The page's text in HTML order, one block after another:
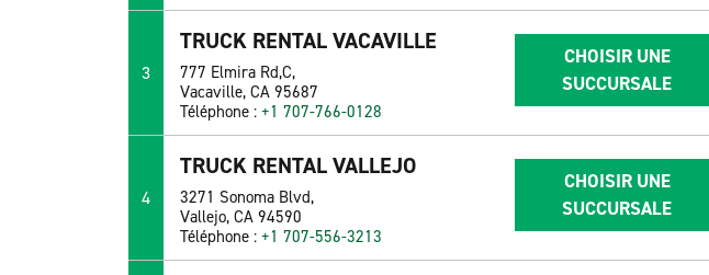
3
TRUCK RENTAL VACAVILLE
777 Elmira Rd,C,
Vacaville, CA 95687
Téléphone :+1 707-766-0128
CHOISIR UNE
SUCCURSALE
4
TRUCK RENTAL VALLEJO
3271 Sonoma Blvd,
Vallejo, CA 94590
Téléphone :+1 707-556-3213
CHOISIR UNE
SUCCURSALE